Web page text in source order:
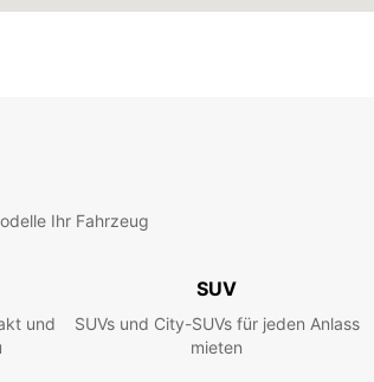
Ihr Fahrzeug
und
SUV
SUVs und City-SUVs für jeden Anlass
mieten